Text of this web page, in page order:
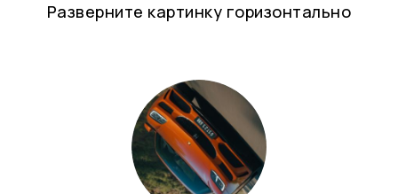
Разверните картинку горизонтально